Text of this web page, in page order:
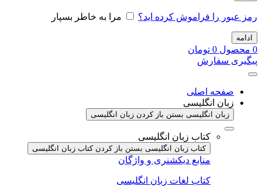
رمز عبور را فراموش کرده اید؟ مرا به خاطر بسپار
ادامه
0 محصول 0 تومان
پیگیری سفارش
صفحه اصلی
زبان انگلیسی
زبان انگلیسی بستن باز کردن زبان انگلیسی
کتاب زبان انگلیسی
کتاب زبان انگلیسی بستن باز کردن کتاب زبان انگلیسی
منابع دیکشنری و واژگان
کتاب لغات زبان انگلیسی